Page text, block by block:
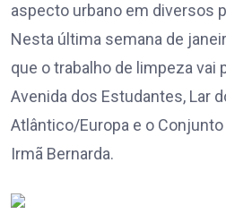
aspecto urbano em diversos
Nesta última semana de
que o trabalho de limpeza vai
Avenida dos Estudantes, Lar
Atlântico/Europa e o
Irmã Bernarda.